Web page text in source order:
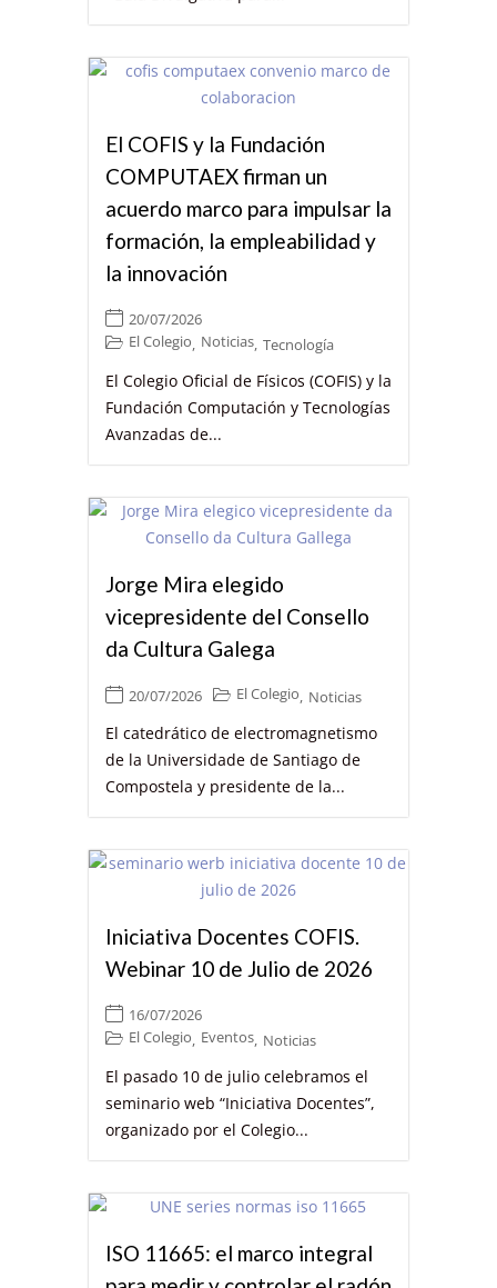
El COFIS y la Fundación
COMPUTAEX firman un
acuerdo marco para impulsar la
formación, la empleabilidad y
la innovación
20/07/2026
El Colegio, Noticias, Tecnología
El Colegio Oficial de Físicos (COFIS) y la
Fundación Computación y Tecnologías
Avanzadas de...
Jorge Mira elegido
vicepresidente del Consello
da Cultura Galega
20/07/2026 El Colegio, Noticias
El catedrático de electromagnetismo
de la Universidade de Santiago de
Compostela y presidente de la...
Iniciativa Docentes COFIS.
Webinar 10 de Julio de 2026
16/07/2026
El Colegio, Eventos, Noticias
El pasado 10 de julio celebramos el
seminario web “Iniciativa Docentes”,
organizado por el Colegio...
ISO 11665: el marco integral